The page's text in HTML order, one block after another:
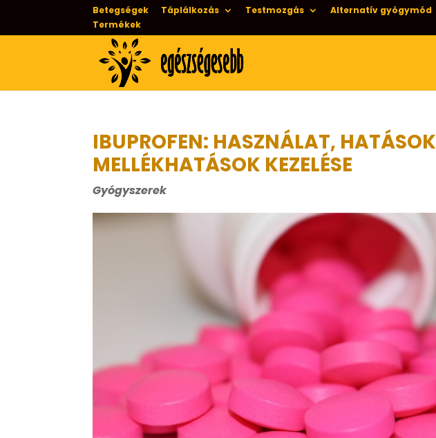
Betegségek Táplálkozás Testmozgás Alternatív gyógymód
Termékek
IBUPROFEN: HASZNÁLAT,
MELLÉKHATÁSOK KEZELÉSE
Gyógyszerek